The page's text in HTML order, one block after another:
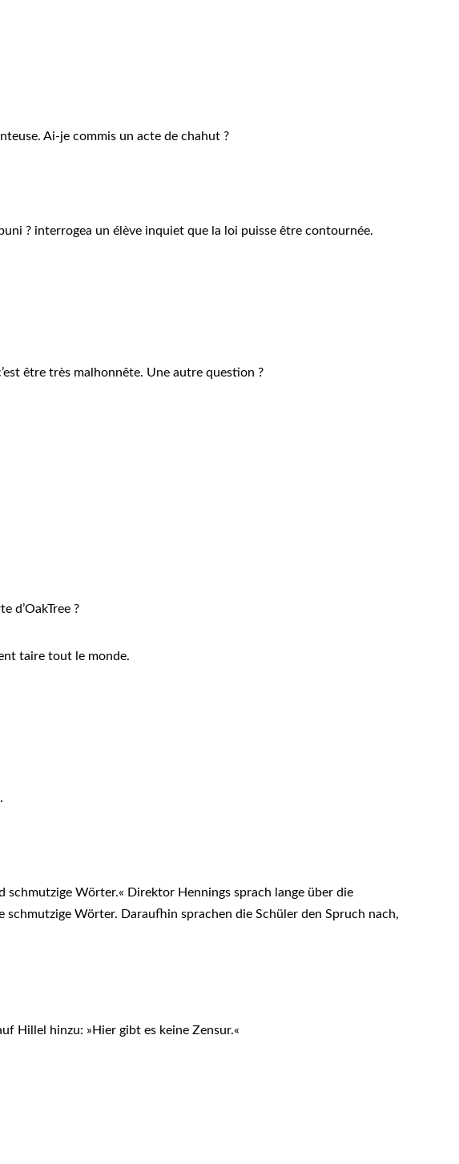
Ai-je commis un acte de chahut ?
? interrogea un élève inquiet que la loi puisse être contournée.
être très malhonnête. Une autre question ?
d’OakTree ?
taire tout le monde.
schmutzige Wörter.« Direktor Hennings sprach lange über die
Wörter. Daraufhin sprachen die Schüler den Spruch nach,
Hillel hinzu: »Hier gibt es keine Zensur.«